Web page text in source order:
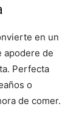
en un
apodere de
Perfecta
o
de comer.